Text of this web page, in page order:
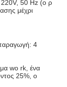
50 Hz (ο ρ
μέχρι
4
wo rk, ένα
25%, ο